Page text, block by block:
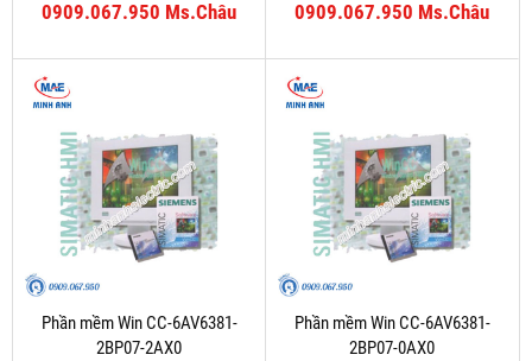
0909.067.950 Ms.Châu 0909.067.950 Ms.Châu
Phần mềm Win CC-6AV6381-
2BP07-2AX0
Phần mềm Win CC-6AV6381-
2BP07-0AX0